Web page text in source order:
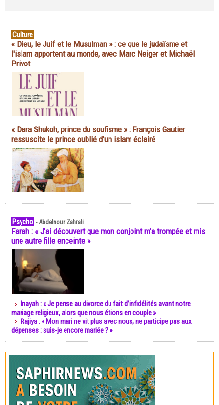
Culture
« Dieu, le Juif et le Musulman » : ce que le judaïsme et
l'islam apportent au monde, avec Marc Neiger et Michaël
Privot
« Dara Shukoh, prince du soufisme » : François Gautier
ressuscite le prince oublié d'un islam éclairé
Psycho -Abdelnour Zahrali
Farah : « J’ai découvert que mon conjoint m’a trompée et mis
une autre fille enceinte »
Inayah : « Je pense au divorce du fait d’infidélités avant notre
mariage religieux, alors que nous étions en couple »
Rajiya : « Mon mari ne vit plus avec nous, ne participe pas aux
dépenses : suis-je encore mariée ? »